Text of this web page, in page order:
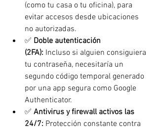
(como tu casa o tu oficina), para
evitar accesos desde ubicaciones
no autorizadas.
✅ Doble autenticación
(2FA): Incluso si alguien consiguiera
tu contraseña, necesitaría un
segundo código temporal generado
por una app segura como Google
Authenticator.
✅ Antivirus y firewall activos las
24/7: Protección constante contra